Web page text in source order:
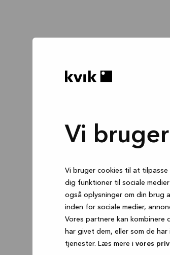
Vi
Vi bruger cookies til at
dig funktioner til sociale
også oplysninger om din brug
inden for sociale medier,
Vores partnere kan kombinere
har givet dem, eller som de
tjenester. Læs mere i vores